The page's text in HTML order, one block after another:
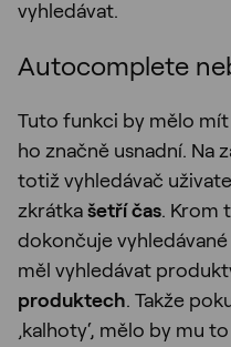
vyhledávat.
Autocomplete
Tuto funkci by mělo
ho značně usnadní. Na
totiž vyhledávač
zkrátka šetří čas. Krom
dokončuje
měl vyhledávat
produktech. Takže
‚kalhoty‘, mělo by mu